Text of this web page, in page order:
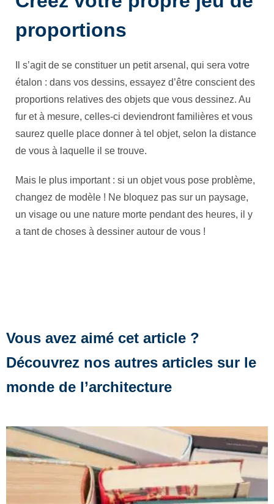
proportions
Il s’agit de se constituer un petit arsenal, qui sera votre
étalon : dans vos dessins, essayez d’être conscient des
proportions relatives des objets que vous dessinez. Au
fur et à mesure, celles-ci deviendront familières et vous
saurez quelle place donner à tel objet, selon la distance
de vous à laquelle il se trouve.
Mais le plus important : si un objet vous pose problème,
changez de modèle ! Ne bloquez pas sur un paysage,
un visage ou une nature morte pendant des heures, il y
a tant de choses à dessiner autour de vous !
Vous avez aimé cet article ?
Découvrez nos autres articles sur le
monde de l’architecture